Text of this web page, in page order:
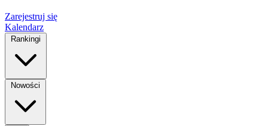
Zarejestruj się
Kalendarz
Rankingi
Nowości